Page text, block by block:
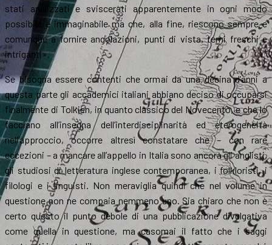
stati analizzati e sviscerati apparentemente in ogni modo
possibile e immaginabile ma che, alla fine, riescono sempre e
comunque a fornire angolazioni, punti di vista, temi freschi e
intriganti».
Se bisogna essere contenti che ormai da una decina d’anni a
questa parte gli accademici italiani abbiano deciso di occuparsi
finalmente di Tolkien, in quanto classico del Novecento, e che lo
facciano all’insegna dell’interdisciplinarità ed eterogeneità
nell’approccio, occorre altresì constatare che – con rare
eccezioni – a mancare all’appello in Italia sono ancora gli anglisti,
gli studiosi di letteratura inglese contemporanea, i folkloristi, i
filologi e i linguisti. Non meraviglia quindi che nel volume in
questione non ne compaia nemmeno uno. Sia chiaro che non è
certo questo il punto debole di una pubblicazione divulgativa
come quella in questione, ma casomai il fatto che i saggi